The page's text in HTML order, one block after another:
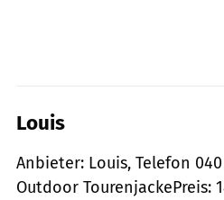
Louis
Anbieter: Louis, Telefon
Outdoor TourenjackePreis: